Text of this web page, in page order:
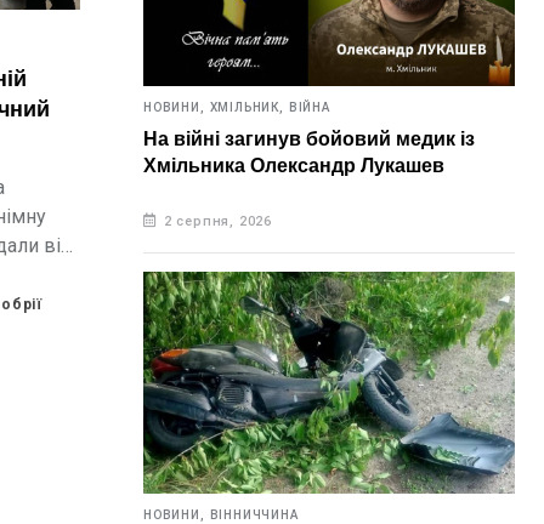
від
НОВИНИ, ХМІЛЬНИК, ВІЙНА
На війні загинув бойовий медик із
Хмільника Олександр Лукашев
2 серпня, 2026
НОВИНИ, ВІННИЧЧИНА